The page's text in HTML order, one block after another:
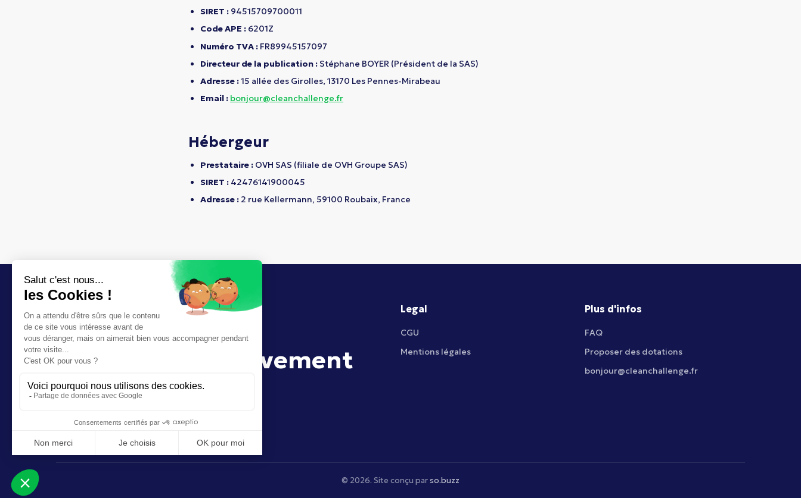
SIRET : 94515709700011
Code APE : 6201Z
Numéro TVA : FR89945157097
Directeur de la publication : Stéphane BOYER (Président de la SAS)
Adresse :15 allée des Girolles, 13170 Les Pennes-Mirabeau
Email : bonjour@cleanchallenge.fr
Hébergeur
Prestataire : OVH SAS (filiale de OVH Groupe SAS)
SIRET : 42476141900045
Adresse : 2 rue Kellermann, 59100 Roubaix, France
Rejoignez le mouvement
Clean Challenge !
Legal
CGU
Mentions légales
Plus d'infos
FAQ
Proposer des dotations
bonjour@cleanchallenge.fr
© 2026. Site conçu parso.buzz